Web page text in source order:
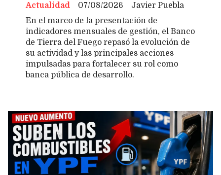
Javier Puebla
Actualidad
07/08/2026
En el marco de la presentación de
indicadores mensuales de gestión, el Banco
de Tierra del Fuego repasó la evolución de
su actividad y las principales acciones
impulsadas para fortalecer su rol como
banca pública de desarrollo.